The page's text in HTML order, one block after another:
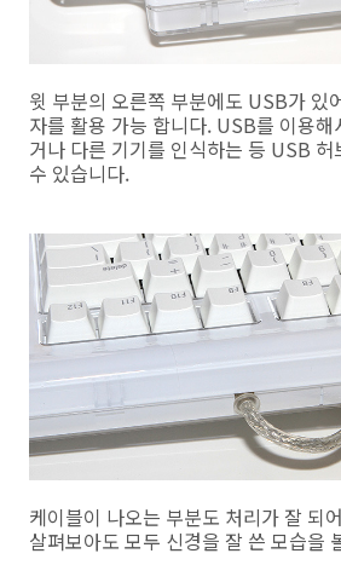
윗 부분의 오른쪽 부분에도 USB가 있
자를 활용 가능 합니다. USB를 이용
거나 다른 기기를 인식하는 등 USB
수 있습니다.
케이블이 나오는 부분도 처리가 잘 되
살펴보아도 모두 신경을 잘 쓴 모습을